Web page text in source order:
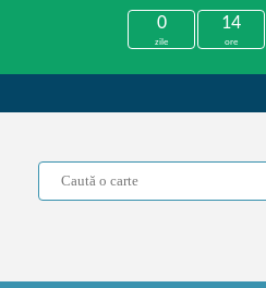
0
zile
14
ore